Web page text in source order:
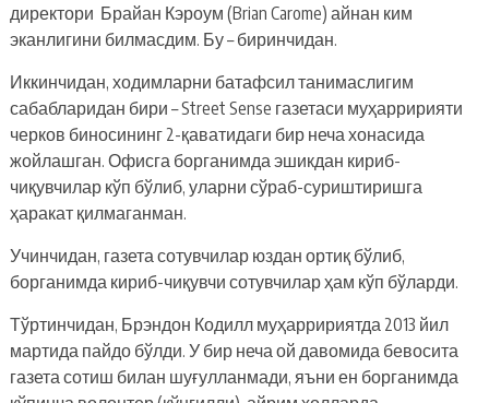
директори Брайан Кэроум (Brian Carome) айнан ким
эканлигини билмасдим. Бу – биринчидан.
Иккинчидан, ходимларни батафсил танимаслигим
сабабларидан бири – Street Sense газетаси муҳарририяти
черков биносининг 2-қаватидаги бир неча хонасида
жойлашган. Офисга борганимда эшикдан кириб-
чиқувчилар кўп бўлиб, уларни сўраб-суриштиришга
ҳаракат қилмаганман.
Учинчидан, газета сотувчилар юздан ортиқ бўлиб,
борганимда кириб-чиқувчи сотувчилар ҳам кўп бўларди.
Тўртинчидан, Брэндон Кодилл муҳарририятда 2013 йил
мартида пайдо бўлди. У бир неча ой давомида бевосита
газета сотиш билан шуғулланмади, яъни ен борганимда